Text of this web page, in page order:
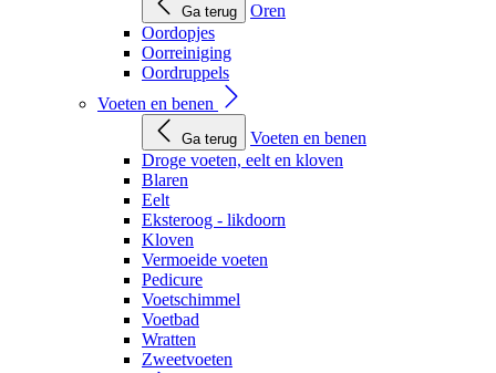
Ga terug
Oren
Oordopjes
Oorreiniging
Oordruppels
Voeten en benen
Ga terug
Voeten en benen
Droge voeten, eelt en kloven
Blaren
Eelt
Eksteroog - likdoorn
Kloven
Vermoeide voeten
Pedicure
Voetschimmel
Voetbad
Wratten
Zweetvoeten